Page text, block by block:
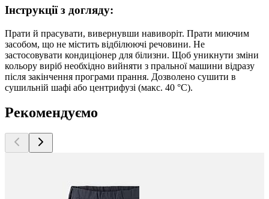
Інструкції з догляду:
Прати й прасувати, вивернувши навиворіт. Прати миючим
засобом, що не містить відбілюючі речовини. Не
застосовувати кондиціонер для білизни. Щоб уникнути зміни
кольору виріб необхідно вийняти з пральної машини відразу
після закінчення програми прання. Дозволено сушити в
сушильній шафі або центрифузі (макс. 40 °C).
Рекомендуємо